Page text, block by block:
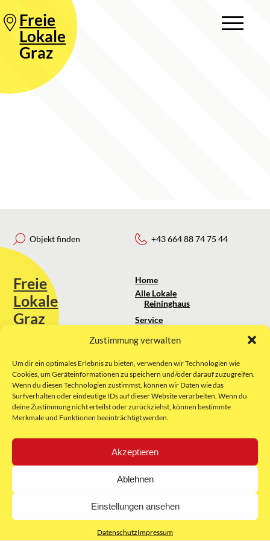
Zustimmung verwalten
Um dir ein optimales Erlebnis zu bieten, verwenden wir Technologien wie
Cookies, um Geräteinformationen zu speichern und/oder darauf zuzugreifen.
Wenn du diesen Technologien zustimmst, können wir Daten wie das
Surfverhalten oder eindeutige IDs auf dieser Website verarbeiten. Wenn du
deine Zustimmung nicht erteilst oder zurückziehst, können bestimmte
Merkmale und Funktionen beeinträchtigt werden.
Akzeptieren
Ablehnen
Einstellungen ansehen
DatenschutzImpressum
Freie
Lokale
Graz
Objekt finden
Freie
Lokale
Graz
Sie erreichen uns unter:
kontakt@freielokale-graz.at
Website by Rubikon Werbeagentur
GmbH
+43 664 88 74 75 44
Home
Alle Lokale
Reininghaus
Service
Über uns
Impressum
AGB
Datenschutz
E-Mail